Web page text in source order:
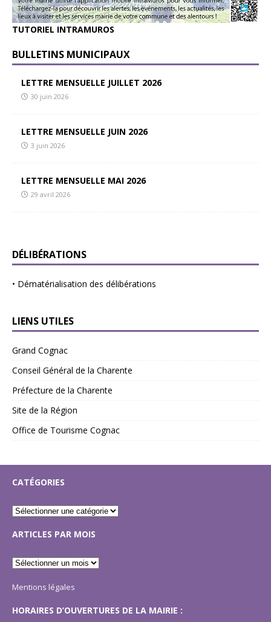
TUTORIEL INTRAMUROS
BULLETINS MUNICIPAUX
LETTRE MENSUELLE JUILLET 2026
30 juin 2026
LETTRE MENSUELLE JUIN 2026
3 juin 2026
LETTRE MENSUELLE MAI 2026
29 avril 2026
DÉLIBÉRATIONS
• Dématérialisation des délibérations
LIENS UTILES
Grand Cognac
Conseil Général de la Charente
Préfecture de la Charente
Site de la Région
Office de Tourisme Cognac
CATÉGORIES
ARTICLES PAR MOIS
Mentions légales
HORAIRES D’OUVERTURES DE LA MAIRIE :